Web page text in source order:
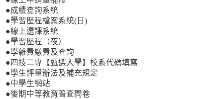
●成績查詢系統
●學習歷程檔案系統(日)
●線上選課系統
●學習歷程（夜）
●學雜費繳費及查詢
●四技二專【甄選入學】校系代碼填寫
●學生評量辦法及補充規定
●中學生網站
●後期中等教育普查問卷